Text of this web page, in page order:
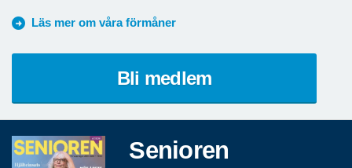
Läs mer om våra förmåner
Bli medlem
Senioren